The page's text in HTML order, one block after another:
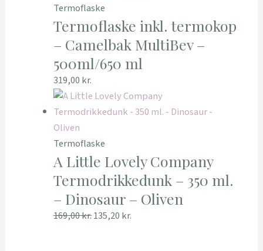
Termoflaske
Termoflaske inkl. termokop
– Camelbak MultiBev –
500ml/650 ml
319,00 kr.
Termoflaske
A Little Lovely Company
Termodrikkedunk – 350 ml.
– Dinosaur – Oliven
169,00kr.135,20 kr.